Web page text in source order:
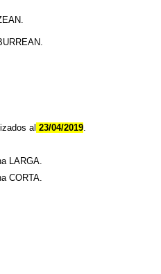
al 23/04/2019.
LARGA.
CORTA.